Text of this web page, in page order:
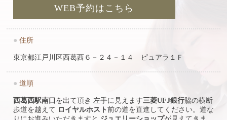
WEB予約はこちら
● 住所
東京都江戸川区西葛西６－２４－１４ ピュアラ１Ｆ
● 道順
西葛西駅南口 を出て頂き 左手に見えます三菱UFJ銀行脇の横断
歩道を越えて ロイヤルホスト前の道を直進してください。道な